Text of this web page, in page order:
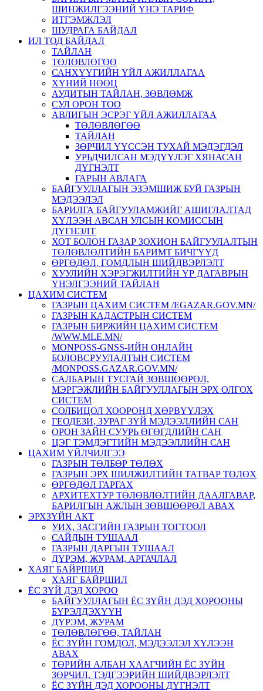
ШИНЖИЛГЭЭНИЙ ҮНЭ ТАРИФ
ИТГЭМЖЛЭЛ
ШУДРАГА БАЙДАЛ
ИЛ ТОД БАЙДАЛ
ТАЙЛАН
ТӨЛӨВЛӨГӨӨ
САНХҮҮГИЙН ҮЙЛ АЖИЛЛАГАА
ХҮНИЙ НӨӨЦ
АУДИТЫН ТАЙЛАН, ЗӨВЛӨМЖ
СУЛ ОРОН ТОО
АВЛИГЫН ЭСРЭГ ҮЙЛ АЖИЛЛАГАА
ТӨЛӨВЛӨГӨӨ
ТАЙЛАН
ЗӨРЧИЛ ҮҮССЭН ТУХАЙ МЭДЭГДЭЛ
УРЬДЧИЛСАН МЭДҮҮЛЭГ ХЯНАСАН
ДҮГНЭЛТ
ГАРЫН АВЛАГА
БАЙГУУЛЛАГЫН ЭЗЭМШИЖ БУЙ ГАЗРЫН
МЭДЭЭЛЭЛ
БАРИЛГА БАЙГУУЛАМЖИЙГ АШИГЛАЛТАД
ХҮЛЭЭН АВСАН УЛСЫН КОМИССЫН
ДҮГНЭЛТ
ХОТ БОЛОН ГАЗАР ЗОХИОН БАЙГУУЛАЛТЫН
ТӨЛӨВЛӨЛТИЙН БАРИМТ БИЧГҮҮД
ӨРГӨДӨЛ, ГОМДЛЫН ШИЙДВЭРЛЭЛТ
ХУУЛИЙН ХЭРЭГЖИЛТИЙН ҮР ДАГАВРЫН
ҮНЭЛГЭЭНИЙ ТАЙЛАН
ЦАХИМ СИСТЕМ
ГАЗРЫН ЦАХИМ СИСТЕМ /EGAZAR.GOV.MN/
ГАЗРЫН КАДАСТРЫН СИСТЕМ
ГАЗРЫН БИРЖИЙН ЦАХИМ СИСТЕМ
/WWW.MLE.MN/
MONPOSS-GNSS-ИЙН ОНЛАЙН
БОЛОВСРУУЛАЛТЫН СИСТЕМ
/MONPOSS.GAZAR.GOV.MN/
CАЛБАРЫН ТУСГАЙ ЗӨВШӨӨРӨЛ,
МЭРГЭЖЛИЙН БАЙГУУЛЛАГЫН ЭРХ ОЛГОХ
СИСТЕМ
СОЛБИЦОЛ ХООРОНД ХӨРВҮҮЛЭХ
ГЕОДЕЗИ, ЗУРАГ ЗҮЙ МЭДЭЭЛЛИЙН САН
ОРОН ЗАЙН СУУРЬ ӨГӨГДЛИЙН САН
ЦЭГ ТЭМДЭГТИЙН МЭДЭЭЛЛИЙН САН
ЦАХИМ ҮЙЛЧИЛГЭЭ
ГАЗРЫН ТӨЛБӨР ТӨЛӨХ
ГАЗРЫН ЭРХ ШИЛЖИЛТИЙН ТАТВАР ТӨЛӨХ
ӨРГӨДӨЛ ГАРГАХ
АРХИТЕХТУР ТӨЛӨВЛӨЛТИЙН ДААЛГАВАР,
БАРИЛГЫН АЖЛЫН ЗӨВШӨӨРӨЛ АВАХ
ЭРХЗҮЙН АКТ
УИХ, ЗАСГИЙН ГАЗРЫН ТОГТООЛ
САЙДЫН ТУШААЛ
ГАЗРЫН ДАРГЫН ТУШААЛ
ДҮРЭМ, ЖУРАМ, АРГАЧЛАЛ
ХАЯГ БАЙРШИЛ
ХАЯГ БАЙРШИЛ
ЁС ЗҮЙ ДЭД ХОРОО
БАЙГУУЛЛАГЫН ЁС ЗҮЙН ДЭД ХОРООНЫ
БҮРЭЛДЭХҮҮН
ДҮРЭМ, ЖУРАМ
ТӨЛӨВЛӨГӨӨ, ТАЙЛАН
ЁС ЗҮЙН ГОМДОЛ, МЭДЭЭЛЭЛ ХҮЛЭЭН
АВАХ
ТӨРИЙН АЛБАН ХААГЧИЙН ЁС ЗҮЙН
ЗӨРЧИЛ, ТЭДГЭЭРИЙН ШИЙДВЭРЛЭЛТ
ЁС ЗҮЙН ДЭД ХОРООНЫ ДҮГНЭЛТ